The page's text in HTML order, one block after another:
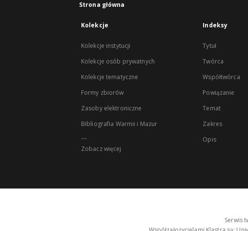
Strona główna
Kolekcje
Kolekcje instytucji
Kolekcje osób prywatnych
Kolekcje tematyczne
Formy zbiorów
Zasoby elektroniczne
Bibliografia Warmii i Mazur
...
Zobacz więcej
Indeksy
Tytuł
Twórca
Współtwórca
Powiązanie
Temat
Zakres
Opis
Serwis